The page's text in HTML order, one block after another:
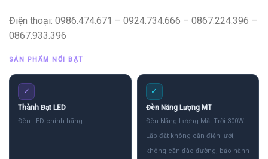
Điện thoại: 0986.474.671 – 0924.734.666 – 0867.224.396 –
0867.933.396
SẢN PHẨM NỔI BẬT
✓
Thành Đạt LED
Đèn LED chính hãng
✓
Đèn Năng Lượng MT
Đèn Năng Lượng Mặt Trời 300W
Lắp đặt không cần điện lưới,
không cần đào đường, bảo hành